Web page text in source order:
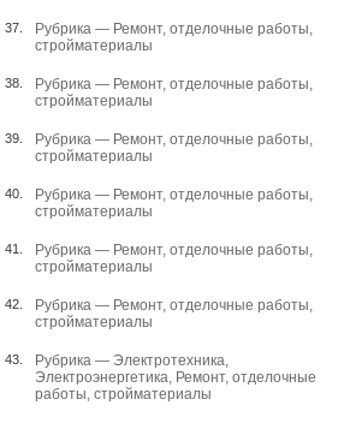
37. Рубрика — Ремонт, отделочные работы,
стройматериалы
38. Рубрика — Ремонт, отделочные работы,
стройматериалы
39. Рубрика — Ремонт, отделочные работы,
стройматериалы
40. Рубрика — Ремонт, отделочные работы,
стройматериалы
41. Рубрика — Ремонт, отделочные работы,
стройматериалы
42. Рубрика — Ремонт, отделочные работы,
стройматериалы
43. Рубрика — Электротехника,
Электроэнергетика, Ремонт, отделочные
работы, стройматериалы